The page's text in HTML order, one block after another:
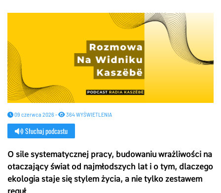
09 czerwca 2026 - 364 WYŚWIETLENIA
Słuchaj podcastu
O sile systematycznej pracy, budowaniu wrażliwości na
otaczający świat od najmłodszych lat i o tym, dlaczego
ekologia staje się stylem życia, a nie tylko zestawem